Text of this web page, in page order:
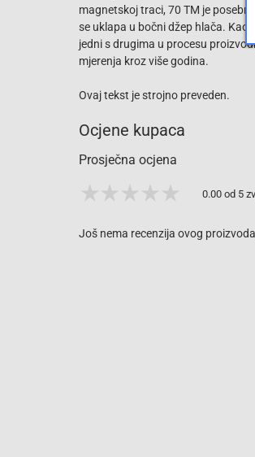
magnetskoj traci, 70 TM je
se uklapa u bočni džep hlača. Kao
jedni s drugima u procesu
mjerenja kroz više godina.
Ovaj tekst je strojno preveden.
Ocjene kupaca
Prosječna ocjena
0.00 od 5
Još nema recenzija ovog